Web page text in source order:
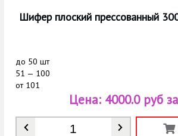
Шифер плоский прессованный
до 50 шт
51 — 100
от101
Количество
Цена: 4000.0 руб